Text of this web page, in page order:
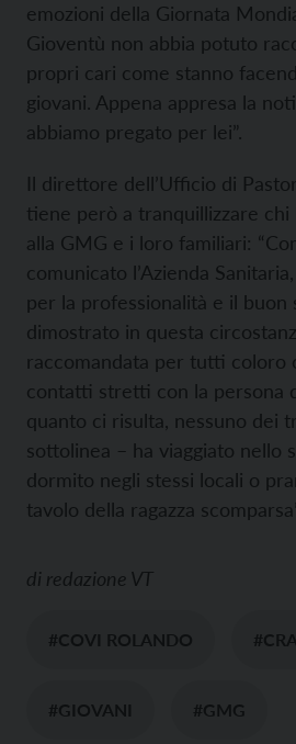
emozioni della Giornata
Gioventù non abbia potuto
propri cari come stanno
giovani. Appena appresa la
abbiamo pregato per lei”.
Il direttore dell’Ufficio di
tiene però a tranquillizzare chi
alla GMG e i loro familiari:
comunicato l’Azienda
per la professionalità e il buon
dimostrato in questa
raccomandata per tutti coloro
contatti stretti con la persona
quanto ci risulta, nessuno dei
sottolinea – ha viaggiato nello
dormito negli stessi locali o
tavolo della ragazza
di redazione VT
#COVI ROLANDO
#GIOVANI #GMG